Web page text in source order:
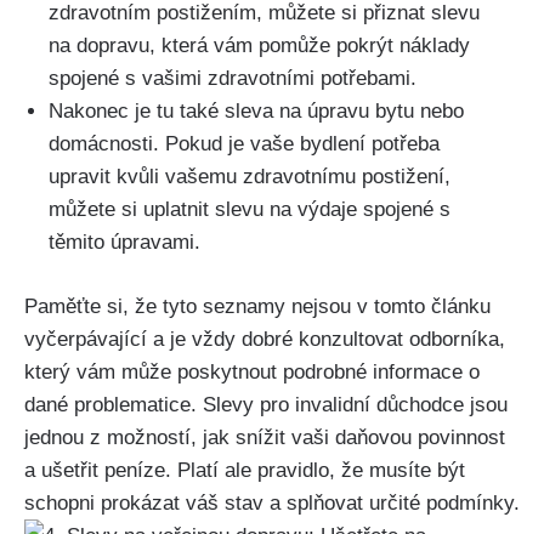
zdravotním postižením, můžete si přiznat slevu
na dopravu, která vám pomůže pokrýt náklady
spojené s vašimi zdravotními potřebami.
Nakonec je tu také sleva na úpravu bytu nebo
domácnosti. Pokud je vaše bydlení potřeba
upravit kvůli vašemu zdravotnímu postižení,
můžete si uplatnit slevu na výdaje spojené s
těmito úpravami.
Paměťte si, že tyto seznamy nejsou v tomto článku
vyčerpávající a je vždy dobré konzultovat odborníka,
který vám může poskytnout podrobné informace o
dané problematice. Slevy pro invalidní důchodce jsou
jednou z možností, jak snížit vaši daňovou povinnost
a ušetřit peníze. Platí ale pravidlo, že musíte být
schopni prokázat váš stav a splňovat určité podmínky.